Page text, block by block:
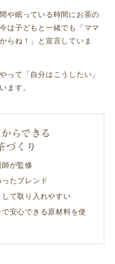
や眠っている時間にお茶の
は子どもと一緒でも「ママ
らね！」と宣言していま
って「自分はこうしたい」
ます。
らできる
づくり
が監修
たブレンド
て取り入れやすい
安心できる原材料を使